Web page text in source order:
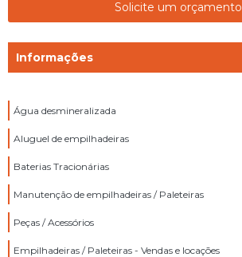
Solicite um orçamento
Informações
Água desmineralizada
Aluguel de empilhadeiras
Baterias Tracionárias
Manutenção de empilhadeiras / Paleteiras
Peças / Acessórios
Empilhadeiras / Paleteiras - Vendas e locações